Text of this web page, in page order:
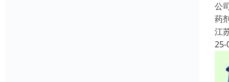
公
药
江
25-